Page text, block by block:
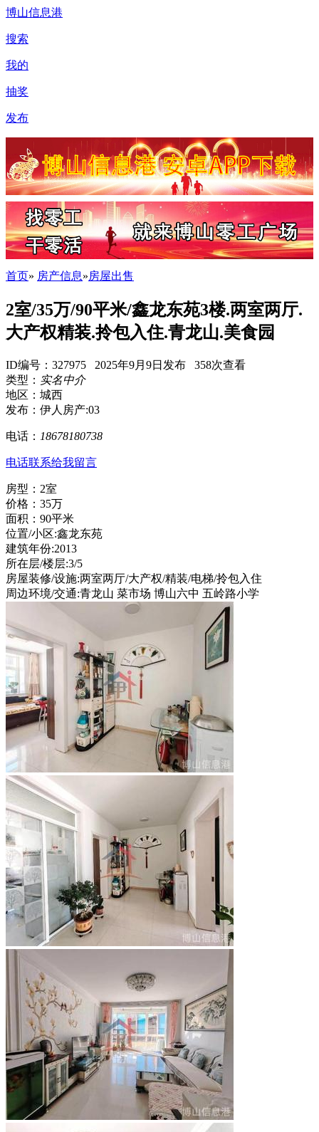
博山信息港
搜索
我的
抽奖
发布
首页» 房产信息»房屋出售
2室/35万/90平米/鑫龙东苑3楼.两室两厅.
大产权精装.拎包入住.青龙山.美食园
ID编号：327975 2025年9月9日发布 358次查看
类型： 实名中介
地区：城西
发布：伊人房产:03
电话： 18678180738
电话联系给我留言
房型：2室
价格：35万
面积：90平米
位置/小区:鑫龙东苑
建筑年份:2013
所在层/楼层:3/5
房屋装修/设施:两室两厅/大产权/精装/电梯/拎包入住
周边环境/交通:青龙山 菜市场 博山六中 五岭路小学